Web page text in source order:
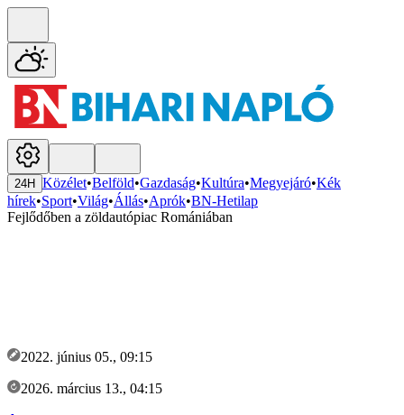
24H Közélet•Belföld•Gazdaság•Kultúra•Megyejáró•Kék
hírek•Sport•Világ•Állás•Aprók•BN-Hetilap
Fejlődőben a zöldautópiac Romániában
2022. június 05., 09:15
2026. március 13., 04:15